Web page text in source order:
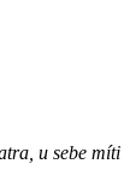
u sebe míti